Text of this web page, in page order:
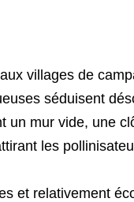
villages de
séduisent
un mur vide, une
les
et relativement